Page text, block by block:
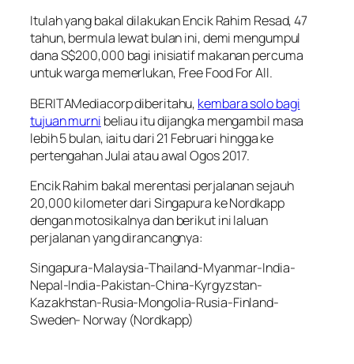
Itulah yang bakal dilakukan Encik Rahim Resad, 47
tahun, bermula lewat bulan ini, demi mengumpul
dana S$200,000 bagi inisiatif makanan percuma
untuk warga memerlukan, Free Food For All.
BERITAMediacorp diberitahu, kembara solo bagi
tujuan murni beliau itu dijangka mengambil masa
lebih 5 bulan, iaitu dari 21 Februari hingga ke
pertengahan Julai atau awal Ogos 2017.
Encik Rahim bakal merentasi perjalanan sejauh
20,000 kilometer dari Singapura ke Nordkapp
dengan motosikalnya dan berikut ini laluan
perjalanan yang dirancangnya:
Singapura-Malaysia-Thailand-Myanmar-India-
Nepal-India-Pakistan-China-Kyrgyzstan-
Kazakhstan-Rusia-Mongolia-Rusia-Finland-
Sweden- Norway (Nordkapp)